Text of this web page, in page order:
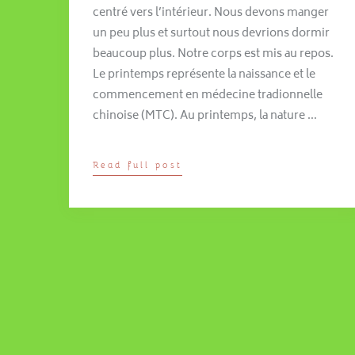
centré vers l’intérieur. Nous devons manger
un peu plus et surtout nous devrions dormir
beaucoup plus. Notre corps est mis au repos.
Le printemps représente la naissance et le
commencement en médecine tradionnelle
chinoise (MTC). Au printemps, la nature …
Read full post